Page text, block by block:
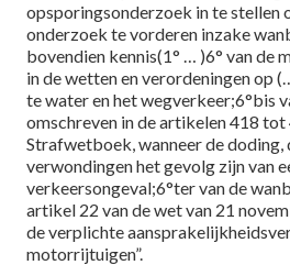
opsporingsonderzoek in te stellen
onderzoek te vorderen inzake
bovendien kennis(1° … )6° van de
in de wetten en verordeningen op
te water en het wegverkeer;6°bis
omschreven in de artikelen 418
Strafwetboek, wanneer de doding,
verwondingen het gevolg zijn van
verkeersongeval;6°ter van de
artikel 22 van de wet van 21
de verplichte
motorrijtuigen”.